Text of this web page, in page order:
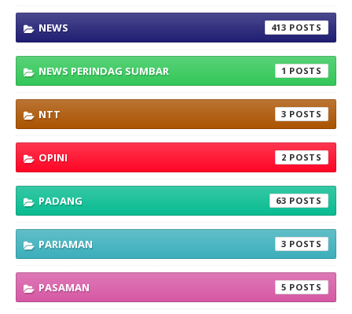
NEWS 413
NEWS PERINDAG SUMBAR 1
NTT 3
OPINI 2
PADANG 63
PARIAMAN 3
PASAMAN 5